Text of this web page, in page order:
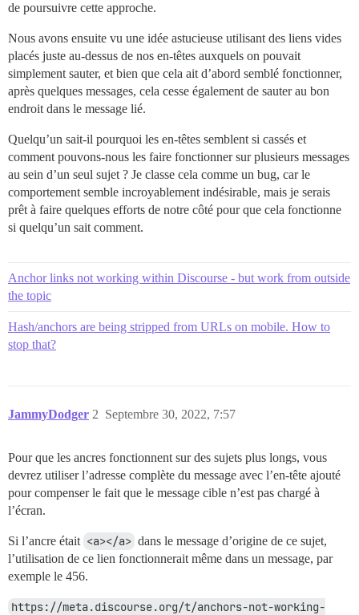
de poursuivre cette approche.
Nous avons ensuite vu une idée astucieuse utilisant des liens vides
placés juste au-dessus de nos en-têtes auxquels on pouvait
simplement sauter, et bien que cela ait d’abord semblé fonctionner,
après quelques messages, cela cesse également de sauter au bon
endroit dans le message lié.
Quelqu’un sait-il pourquoi les en-têtes semblent si cassés et
comment pouvons-nous les faire fonctionner sur plusieurs messages
au sein d’un seul sujet ? Je classe cela comme un bug, car le
comportement semble incroyablement indésirable, mais je serais
prêt à faire quelques efforts de notre côté pour que cela fonctionne
si quelqu’un sait comment.
Anchor links not working within Discourse - but work from outside
the topic
Hash/anchors are being stripped from URLs on mobile. How to
stop that?
JammyDodger Septembre 30, 2022, 7:57
2
Pour que les ancres fonctionnent sur des sujets plus longs, vous
devrez utiliser l’adresse complète du message avec l’en-tête ajouté
pour compenser le fait que le message cible n’est pas chargé à
l’écran.
Si l’ancre était <a></a> dans le message d’origine de ce sujet,
l’utilisation de ce lien fonctionnerait même dans un message, par
exemple le 456.
https://meta.discourse.org/t/anchors-not-working-